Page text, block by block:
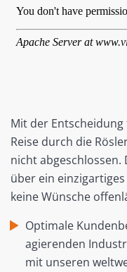
Mit der
Reise durch die
nicht
über ein
keine Wünsche
Optimale
agierenden
mit unseren